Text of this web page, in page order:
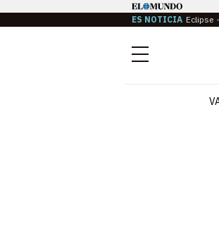
ES NOTICIA Eclipse
Menú